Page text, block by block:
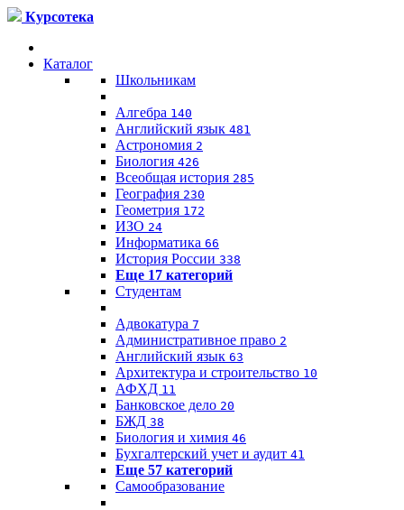
Курсотека
Каталог
Школьникам
Алгебра 140
Английский язык 481
Астрономия 2
Биология 426
Всеобщая история 285
География 230
Геометрия 172
ИЗО 24
Информатика 66
История России 338
Еще 17 категорий
Студентам
Адвокатура 7
Административное право 2
Английский язык 63
Архитектура и строительство 10
АФХД 11
Банковское дело 20
БЖД 38
Биология и химия 46
Бухгалтерский учет и аудит 41
Еще 57 категорий
Самообразование